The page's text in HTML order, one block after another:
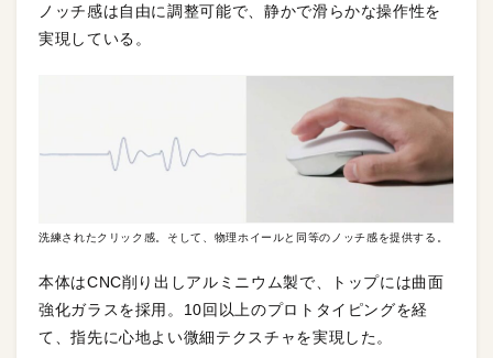
ノッチ感は自由に調整可能で、静かで滑らかな操作性を
実現している。
洗練されたクリック感。そして、物理ホイールと同等のノッチ感を提供する。
本体はCNC削り出しアルミニウム製で、トップには曲面
強化ガラスを採用。10回以上のプロトタイピングを経
て、指先に心地よい微細テクスチャを実現した。